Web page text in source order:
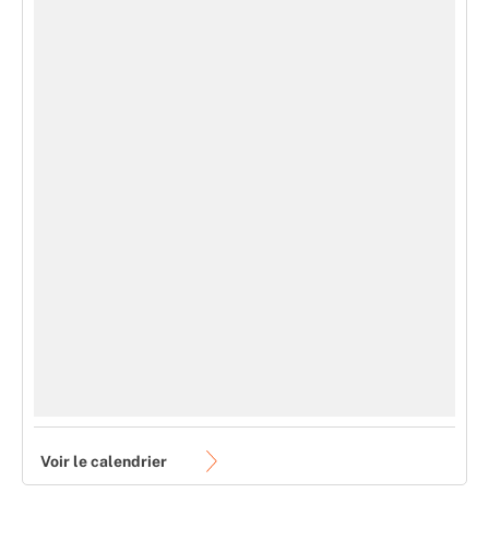
Voir le calendrier